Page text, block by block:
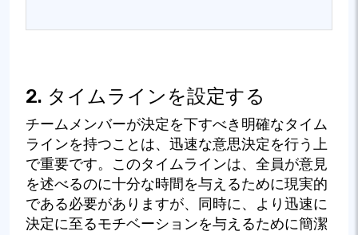
2. タイムラインを設定する
チームメンバーが決定を下すべき明確なタイム
ラインを持つことは、迅速な意思決定を行う上
で重要です。このタイムラインは、全員が意見
を述べるのに十分な時間を与えるために現実的
である必要がありますが、同時に、より迅速に
決定に至るモチベーションを与えるために簡潔